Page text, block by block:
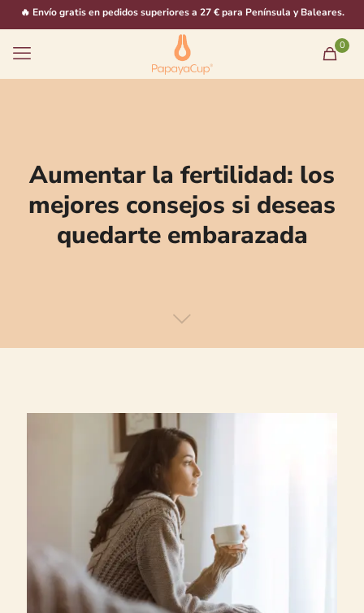
🔥 Envío gratis en pedidos superiores a 27 € para Península y Baleares.
0
Aumentar la fertilidad: los
mejores consejos si deseas
quedarte embarazada